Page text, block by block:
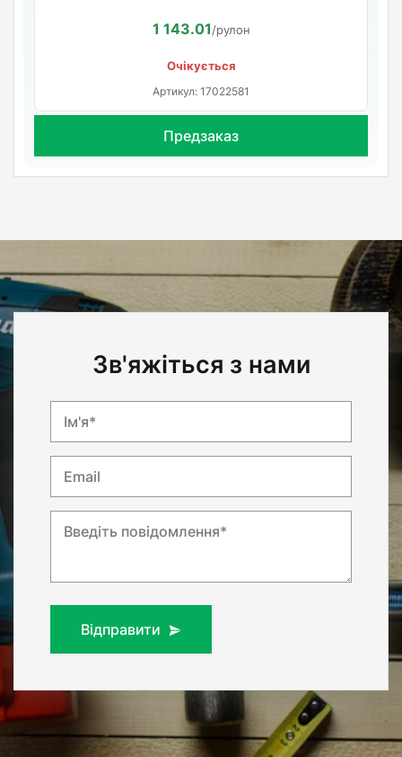
1 143.01/рулон
Очікується
Артикул: 17022581
Предзаказ
Зв'яжіться з нами
Ім'я*
Email
Введіть повідомлення*
Відправити